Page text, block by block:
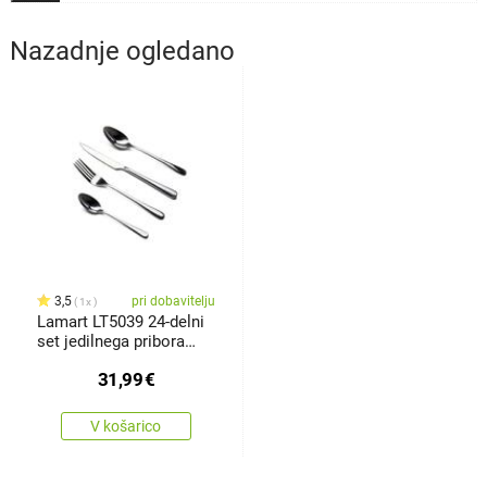
Nazadnje ogledano
3,5 1x pri dobavitelju
Lamart LT5039 24-delni
set jedilnega pribora
31,99€
V košarico